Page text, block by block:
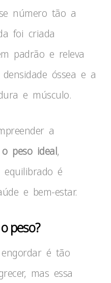
número tão a
foi criada
padrão e releva
óssea e a
e músculo.
a
peso ideal,
é
e bem-estar.
peso?
é tão
mas essa